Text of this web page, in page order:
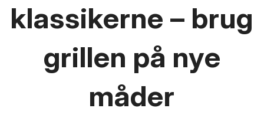
klassikerne – brug
grillen på nye
måder